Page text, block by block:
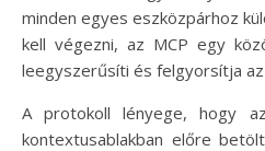
minden egyes eszközpárhoz
kell végezni, az MCP egy
leegyszerűsíti és felgyorsítja
A protokoll lényege, hogy
kontextusablakban előre